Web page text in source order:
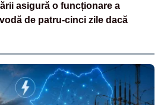
asigură o funcționare a
de patru-cinci zile dacă